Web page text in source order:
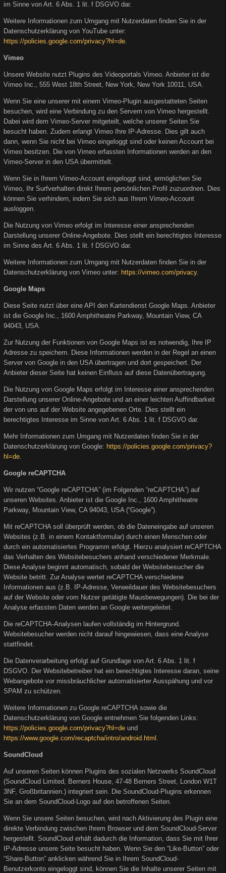
im Sinne von Art. 6 Abs. 1 lit. f DSGVO dar.
Weitere Informationen zum Umgang mit Nutzerdaten finden Sie in der
Datenschutzerklärung von YouTube unter:
https://policies.google.com/privacy?hl=de
Vimeo
Unsere Website nutzt Plugins des Videoportals Vimeo. Anbieter ist die
Vimeo Inc., 555 West 18th Street, New York, New York 10011, USA.
Wenn Sie eine unserer mit einem Vimeo-Plugin ausgestatteten Seiten
besuchen, wird eine Verbindung zu den Servern von Vimeo hergestellt.
Dabei wird dem Vimeo-Server mitgeteilt, welche unserer Seiten Sie
besucht haben. Zudem erlangt Vimeo Ihre IP-Adresse. Dies gilt auch
dann, wenn Sie nicht bei Vimeo eingeloggt sind oder keinen Account bei
Vimeo besitzen. Die von Vimeo erfassten Informationen werden an den
Vimeo-Server in den USA übermittelt.
Wenn Sie in Ihrem Vimeo-Account eingeloggt sind, ermöglichen Sie
Vimeo, Ihr Surfverhalten direkt Ihrem persönlichen Profil zuzuordnen. Dies
können Sie verhindern, indem Sie sich aus Ihrem Vimeo-Account
ausloggen.
Die Nutzung von Vimeo erfolgt im Interesse einer ansprechenden
Darstellung unserer Online-Angebote. Dies stellt ein berechtigtes Interesse
im Sinne des Art. 6 Abs. 1 lit. f DSGVO dar.
Weitere Informationen zum Umgang mit Nutzerdaten finden Sie in der
Datenschutzerklärung von Vimeo unter: https://vimeo.com/privacy.
Google Maps
Diese Seite nutzt über eine API den Kartendienst Google Maps. Anbieter
ist die Google Inc., 1600 Amphitheatre Parkway, Mountain View, CA
94043, USA.
Zur Nutzung der Funktionen von Google Maps ist es notwendig, Ihre IP
Adresse zu speichern. Diese Informationen werden in der Regel an einen
Server von Google in den USA übertragen und dort gespeichert. Der
Anbieter dieser Seite hat keinen Einfluss auf diese Datenübertragung.
Die Nutzung von Google Maps erfolgt im Interesse einer ansprechenden
Darstellung unserer Online-Angebote und an einer leichten Auffindbarkeit
der von uns auf der Website angegebenen Orte. Dies stellt ein
berechtigtes Interesse im Sinne von Art. 6 Abs. 1 lit. f DSGVO dar.
Mehr Informationen zum Umgang mit Nutzerdaten finden Sie in der
Datenschutzerklärung von Google: https://policies.google.com/privacy?
hl=de
Google reCAPTCHA
Wir nutzen “Google reCAPTCHA” (im Folgenden “reCAPTCHA”) auf
unseren Websites. Anbieter ist die Google Inc., 1600 Amphitheatre
Parkway, Mountain View, CA 94043, USA (“Google”).
Mit reCAPTCHA soll überprüft werden, ob die Dateneingabe auf unseren
Websites (z.B. in einem Kontaktformular) durch einen Menschen oder
durch ein automatisiertes Programm erfolgt. Hierzu analysiert reCAPTCHA
das Verhalten des Websitebesuchers anhand verschiedener Merkmale.
Diese Analyse beginnt automatisch, sobald der Websitebesucher die
Website betritt. Zur Analyse wertet reCAPTCHA verschiedene
Informationen aus (z.B. IP-Adresse, Verweildauer des Websitebesuchers
auf der Website oder vom Nutzer getätigte Mausbewegungen). Die bei der
Analyse erfassten Daten werden an Google weitergeleitet.
Die reCAPTCHA-Analysen laufen vollständig im Hintergrund.
Websitebesucher werden nicht darauf hingewiesen, dass eine Analyse
stattfindet.
Die Datenverarbeitung erfolgt auf Grundlage von Art. 6 Abs. 1 lit. f
DSGVO. Der Websitebetreiber hat ein berechtigtes Interesse daran, seine
Webangebote vor missbräuchlicher automatisierter Ausspähung und vor
SPAM zu schützen.
Weitere Informationen zu Google reCAPTCHA sowie die
Datenschutzerklärung von Google entnehmen Sie folgenden Links:
https://policies.google.com/privacy?hl=de und
https://www.google.com/recaptcha/intro/android.html
SoundCloud
Auf unseren Seiten können Plugins des sozialen Netzwerks SoundCloud
(SoundCloud Limited, Berners House, 47-48 Berners Street, London W1T
3NF, Großbritannien.) integriert sein. Die SoundCloud-Plugins erkennen
Sie an dem SoundCloud-Logo auf den betroffenen Seiten.
Wenn Sie unsere Seiten besuchen, wird nach Aktivierung des Plugin eine
direkte Verbindung zwischen Ihrem Browser und dem SoundCloud-Server
hergestellt. SoundCloud erhält dadurch die Information, dass Sie mit Ihrer
IP-Adresse unsere Seite besucht haben. Wenn Sie den “Like-Button” oder
“Share-Button” anklicken während Sie in Ihrem SoundCloud-
Benutzerkonto eingeloggt sind, können Sie die Inhalte unserer Seiten mit